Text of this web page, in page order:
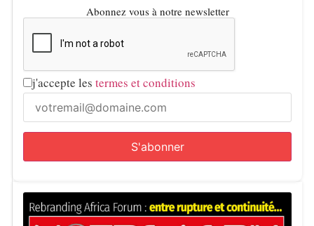
Abonnez vous à notre newsletter
j'accepte les termes et conditions